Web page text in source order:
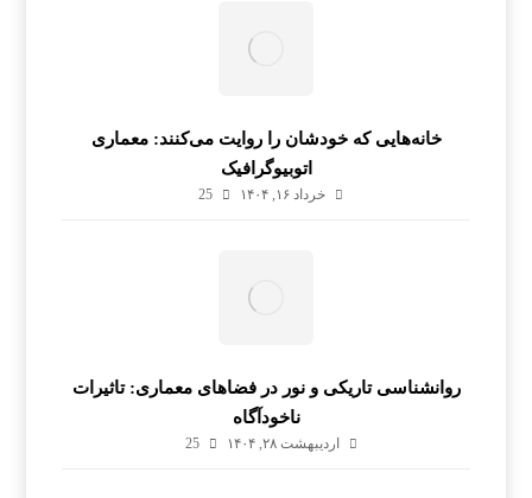
خانه‌هایی که خودشان را روایت می‌کنند: معماری
اتوبیوگرافیک
خرداد ۱۶, ۱۴۰۴ 25
روانشناسی تاریکی و نور در فضاهای معماری: تاثیرات
ناخودآگاه
اردیبهشت ۲۸, ۱۴۰۴ 25